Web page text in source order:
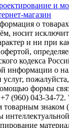
и
магазин
о
носит
и ни при
кодекса
информации о
формы
(960) 043-34-72.
товарным знаком